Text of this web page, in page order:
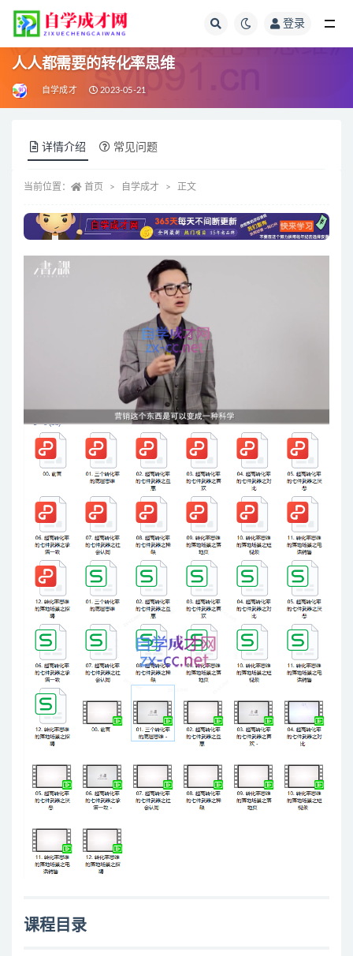
登录
人人都需要的转化率思维
自学成才 2023-05-21
详情介绍 常见问题
当前位置： 首页 自学成才 正文
课程目录